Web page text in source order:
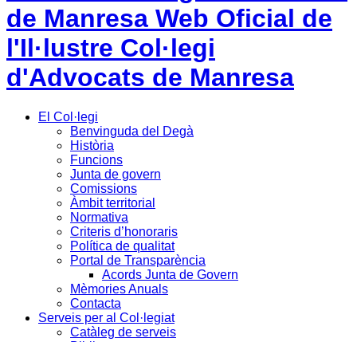
de Manresa Web Oficial de
l'Il·lustre Col·legi
d'Advocats de Manresa
El Col·legi
Benvinguda del Degà
Història
Funcions
Junta de govern
Comissions
Àmbit territorial
Normativa
Criteris d’honoraris
Política de qualitat
Portal de Transparència
Acords Junta de Govern
Mèmories Anuals
Contacta
Serveis per al Col·legiat
Catàleg de serveis